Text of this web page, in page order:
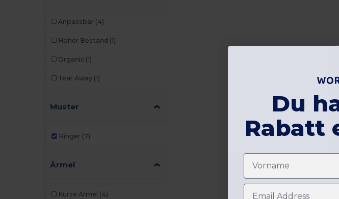
Anpassbar (4)
Hoher Bestand (1)
Organic (1)
Tear Away (1)
Muster
Ringer (7)
Ärmel
Kurze Ärmel (4)
Du
Rabatt
Vorname
E-Mail-Adresse